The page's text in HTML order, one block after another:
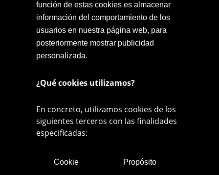
función de estas cookies es almacenar
información del comportamiento de los
usuarios en nuestra página web, para
posteriormente mostrar publicidad
personalizada.
¿Qué cookies utilizamos?
En concreto, utilizamos cookies de los
siguientes terceros con las finalidades
especificadas:
Cookie Propósito